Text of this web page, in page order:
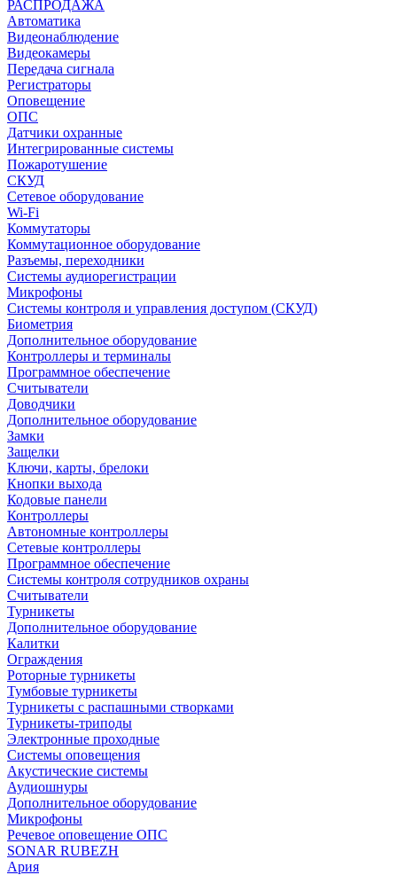
РАСПРОДАЖА
Автоматика
Видеонаблюдение
Видеокамеры
Передача сигнала
Регистраторы
Оповещение
ОПС
Датчики охранные
Интегрированные системы
Пожаротушение
СКУД
Сетевое оборудование
Wi-Fi
Коммутаторы
Коммутационное оборудование
Разъемы, переходники
Системы аудиорегистрации
Микрофоны
Системы контроля и управления доступом (СКУД)
Биометрия
Дополнительное оборудование
Контроллеры и терминалы
Программное обеспечение
Считыватели
Доводчики
Дополнительное оборудование
Замки
Защелки
Ключи, карты, брелоки
Кнопки выхода
Кодовые панели
Контроллеры
Автономные контроллеры
Сетевые контроллеры
Программное обеспечение
Системы контроля сотрудников охраны
Считыватели
Турникеты
Дополнительное оборудование
Калитки
Ограждения
Роторные турникеты
Тумбовые турникеты
Турникеты с распашными створками
Турникеты-триподы
Электронные проходные
Системы оповещения
Акустические системы
Аудиошнуры
Дополнительное оборудование
Микрофоны
Речевое оповещение ОПС
SONAR RUBEZH
Ария